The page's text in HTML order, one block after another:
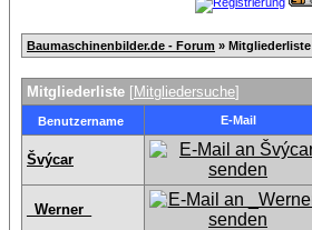
Baumaschinenbilder.de - Forum » Mitgliederliste
Mitgliederliste [Mitgliedersuche]
Benutzername E-Mail
Švýcar
_Werner_